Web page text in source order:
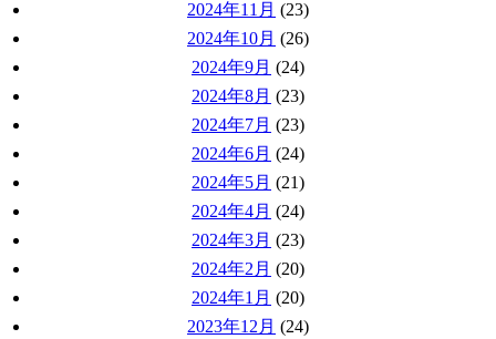
2024年11月 (23)
2024年10月 (26)
2024年9月 (24)
2024年8月 (23)
2024年7月 (23)
2024年6月 (24)
2024年5月 (21)
2024年4月 (24)
2024年3月 (23)
2024年2月 (20)
2024年1月 (20)
2023年12月 (24)